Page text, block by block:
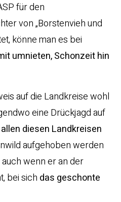
für den
von „Borstenvieh und
könne man es bei
umnieten, Schonzeit hin
auf die Landkreise wohl
eine Drückjagd auf
allen diesen Landkreisen
aufgehoben werden
wenn er an der
bei sich das geschonte